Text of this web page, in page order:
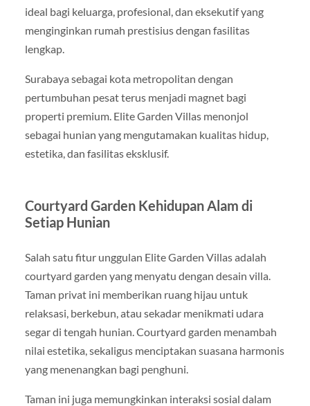
ideal bagi keluarga, profesional, dan eksekutif yang
menginginkan rumah prestisius dengan fasilitas
lengkap.
Surabaya sebagai kota metropolitan dengan
pertumbuhan pesat terus menjadi magnet bagi
properti premium. Elite Garden Villas menonjol
sebagai hunian yang mengutamakan kualitas hidup,
estetika, dan fasilitas eksklusif.
Courtyard Garden Kehidupan Alam di
Setiap Hunian
Salah satu fitur unggulan Elite Garden Villas adalah
courtyard garden yang menyatu dengan desain villa.
Taman privat ini memberikan ruang hijau untuk
relaksasi, berkebun, atau sekadar menikmati udara
segar di tengah hunian. Courtyard garden menambah
nilai estetika, sekaligus menciptakan suasana harmonis
yang menenangkan bagi penghuni.
Taman ini juga memungkinkan interaksi sosial dalam